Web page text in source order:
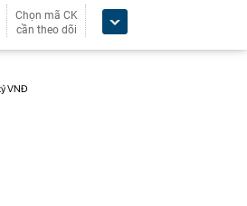
Chọn mã CK
cần theo dõi